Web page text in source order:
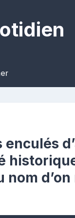
enculés
nom
e